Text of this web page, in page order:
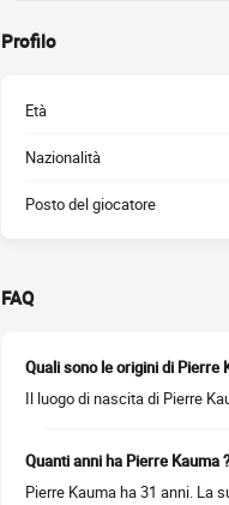
Profilo
Età
Nazionalità
Posto del giocatore
FAQ
Quali sono le origini di Pierre
Il luogo di nascita di Pierre
Quanti anni ha Pierre Kauma ?
Pierre Kauma ha 31 anni. La